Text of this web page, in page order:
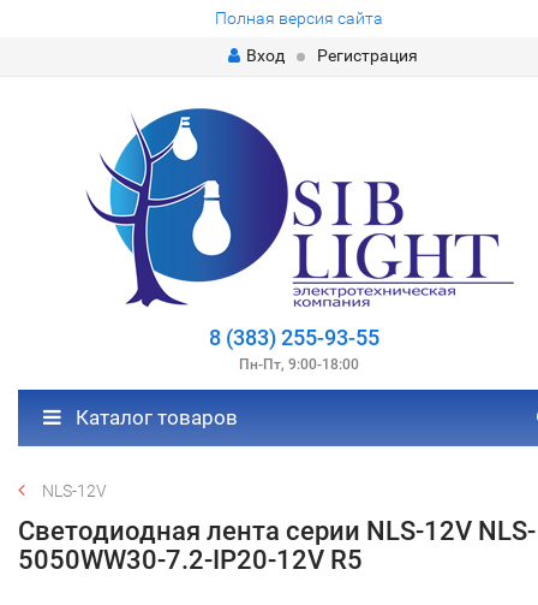
Полная версия сайта
Вход
Регистрация
8 (383) 255-93-55
Пн-Пт, 9:00-18:00
Каталог товаров
NLS-12V
Светодиодная лента серии NLS-12V NLS-
5050WW30-7.2-IP20-12V R5